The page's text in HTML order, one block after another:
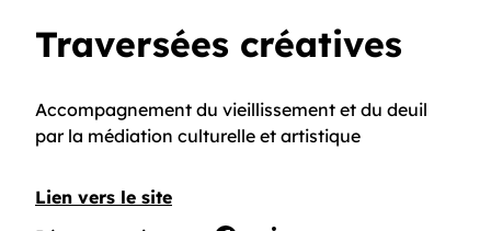
Traversées créatives
Accompagnement du vieillissement et du deuil
par la médiation culturelle et artistique
Lien vers le site